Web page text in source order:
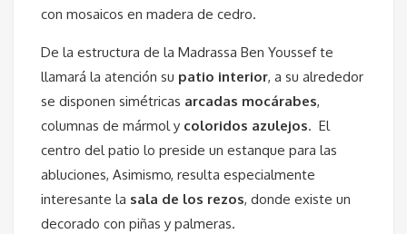
con mosaicos en madera de cedro.
De la estructura de la Madrassa Ben Youssef te
llamará la atención su patio interior, a su alrededor
se disponen simétricas arcadas mocárabes,
columnas de mármol y coloridos azulejos. El
centro del patio lo preside un estanque para las
abluciones, Asimismo, resulta especialmente
interesante la sala de los rezos, donde existe un
decorado con piñas y palmeras.